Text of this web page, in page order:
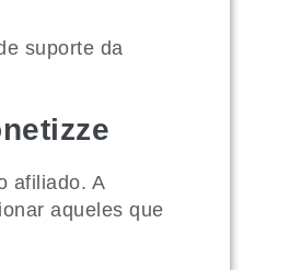
suporte da
afiliado. A
aqueles que